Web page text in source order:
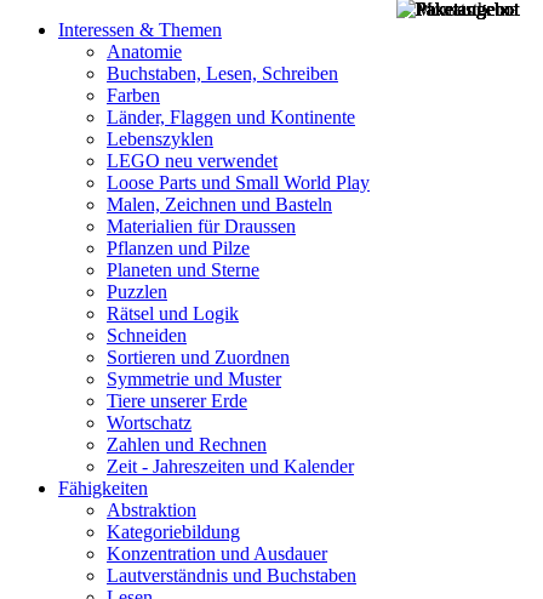
Interessen & Themen
Anatomie
Buchstaben, Lesen, Schreiben
Farben
Länder, Flaggen und Kontinente
Lebenszyklen
LEGO neu verwendet
Loose Parts und Small World Play
Malen, Zeichnen und Basteln
Materialien für Draussen
Pflanzen und Pilze
Planeten und Sterne
Puzzlen
Rätsel und Logik
Schneiden
Sortieren und Zuordnen
Symmetrie und Muster
Tiere unserer Erde
Wortschatz
Zahlen und Rechnen
Zeit - Jahreszeiten und Kalender
Fähigkeiten
Abstraktion
Kategoriebildung
Konzentration und Ausdauer
Lautverständnis und Buchstaben